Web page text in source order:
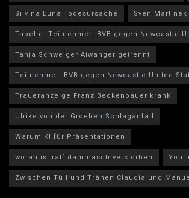
Silvina Luna Todesursache
Sven
Tabelle: Teilnehmer: BVB gegen Newcastle
Tanja Schweiger Aiwanger getrennt
Teilnehmer: BVB gegen Newcastle United
Traueranzeige Franz Beckenbauer krank
Ulrike von der Groeben Schlaganfall
Warum KI für Präsentationen
woran ist ralf dammasch verstorben
Zwischen Tüll und Tränen Claudia und